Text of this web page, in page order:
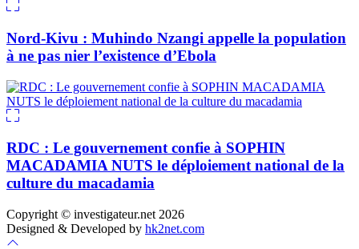
Nord-Kivu : Muhindo Nzangi appelle la population
à ne pas nier l’existence d’Ebola
RDC : Le gouvernement confie à SOPHIN
MACADAMIA NUTS le déploiement national de la
culture du macadamia
Copyright © investigateur.net 2026
Designed & Developed by hk2net.com
Scroll